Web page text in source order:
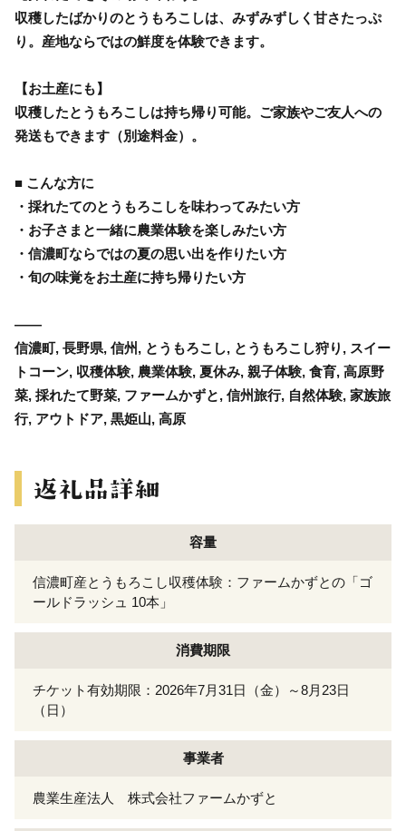
収穫したばかりのとうもろこしは、みずみずしく甘さたっぷ
り。産地ならではの鮮度を体験できます。
【お土産にも】
収穫したとうもろこしは持ち帰り可能。ご家族やご友人への
発送もできます（別途料金）。
■ こんな方に
・採れたてのとうもろこしを味わってみたい方
・お子さまと一緒に農業体験を楽しみたい方
・信濃町ならではの夏の思い出を作りたい方
・旬の味覚をお土産に持ち帰りたい方
――
信濃町, 長野県, 信州, とうもろこし, とうもろこし狩り, スイー
トコーン, 収穫体験, 農業体験, 夏休み, 親子体験, 食育, 高原野
菜, 採れたて野菜, ファームかずと, 信州旅行, 自然体験, 家族旅
行, アウトドア, 黒姫山, 高原
容量
信濃町産とうもろこし収穫体験：ファームかずとの「ゴ
ールドラッシュ 10本」
消費期限
チケット有効期限：2026年7月31日（金）～8月23日
（日）
事業者
農業生産法人 株式会社ファームかずと